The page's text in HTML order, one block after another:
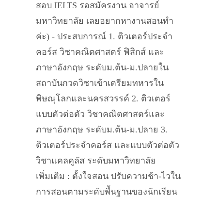
สอบ IELTS รอสมัครงาน อาจารย์
มหาวิทยาลัย เลยอยากหางานสอนทำ
ค่ะ) - ประสบการณ์ 1. ติวเตอร์ประจำ
คอร์ส วิชาคณิตศาสตร์ ฟิสิกส์ และ
ภาษาอังกฤษ ระดับม.ต้น-ม.ปลายใน
สถาบันกวดวิชาเข้าเตรียมทหารใน
พิษณุโลกและนครสวรรค์ 2. ติวเตอร์
แบบตัวต่อตัว วิชาคณิตศาสตร์และ
ภาษาอังกฤษ ระดับม.ต้น-ม.ปลาย 3.
ติวเตอร์ประจำคอร์ส และแบบตัวต่อตัว
วิชาแคลคูลัส ระดับมหาวิทยาลัย
เพิ่มเติม : ตั้งใจสอน ปรับความช้า-ไวใน
การสอนตามระดับพื้นฐานของนักเรียน